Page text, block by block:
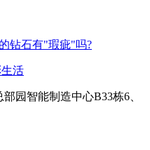
钻石有"瑕疵"吗?
活
园智能制造中心B33栋6、